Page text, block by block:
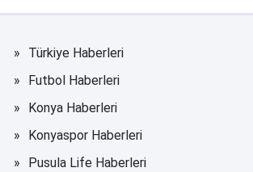
Türkiye Haberleri
Futbol Haberleri
Konya Haberleri
Konyaspor Haberleri
Pusula Life Haberleri